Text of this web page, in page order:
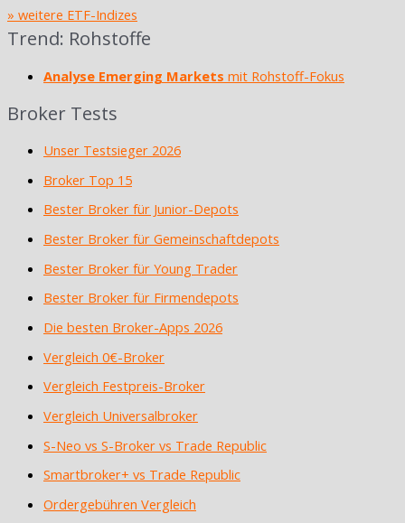
» weitere ETF-Indizes
Trend: Rohstoffe
Analyse Emerging Markets mit Rohstoff-Fokus
Broker Tests
Unser Testsieger 2026
Broker Top 15
Bester Broker für Junior-Depots
Bester Broker für Gemeinschaftdepots
Bester Broker für Young Trader
Bester Broker für Firmendepots
Die besten Broker-Apps 2026
Vergleich 0€-Broker
Vergleich Festpreis-Broker
Vergleich Universalbroker
S-Neo vs S-Broker vs Trade Republic
Smartbroker+ vs Trade Republic
Ordergebühren Vergleich